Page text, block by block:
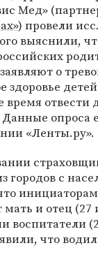
Мед»
) провели
выяснили,
о
здоровье
отвести
Данные опроса
«Ленты.ру».
городов с
и отец (27
воспитатели
что